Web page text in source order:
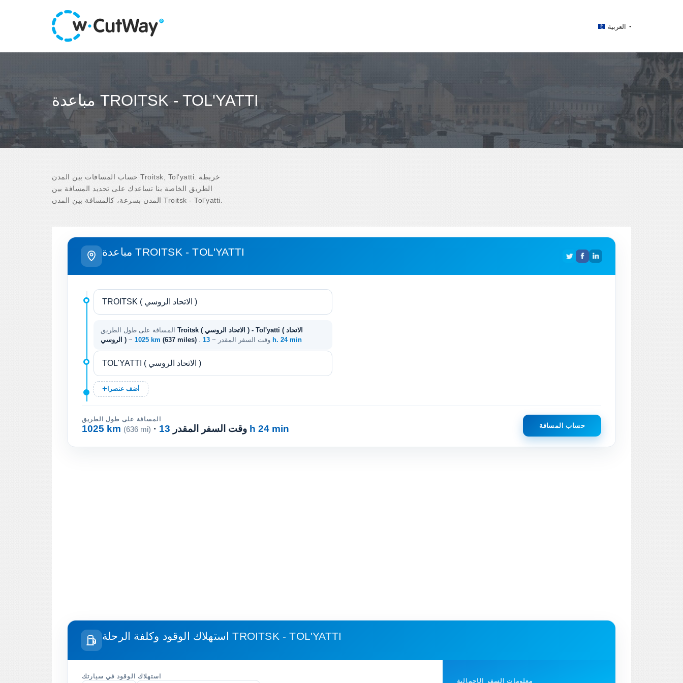
العربية
مباعدة TROITSK - TOL'YATTI
حساب المسافات بين المدن Troitsk, Tol'yatti. خريطة
الطريق الخاصة بنا تساعدك على تحديد المسافة بين
المدن بسرعة، كالمسافة بين المدن Troitsk - Tol'yatti.
مباعدة TROITSK - TOL'YATTI
Troitsk ( الاتحاد الروسي ) - Tol'yatti ( الاتحاد
الروسي ) ~ 1025 km (637 miles) . وقت السفر المقدر ~ 13 h. 24 min
أضف عنصرا
المسافة على طول الطريق
1025 km (636 mi) · وقت السفر المقدر 13 h 24 min حساب المسافة
استهلاك الوقود وكلفة الرحلةTROITSK - TOL'YATTI
استهلاك الوقود في سيارتك
معلومات السفر الإجمالية